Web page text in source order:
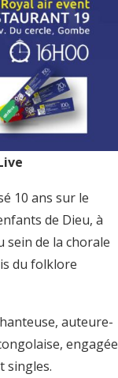
10 ans sur le
de Dieu, à
sein de la chorale
du folklore
auteure-
engagée
singles.